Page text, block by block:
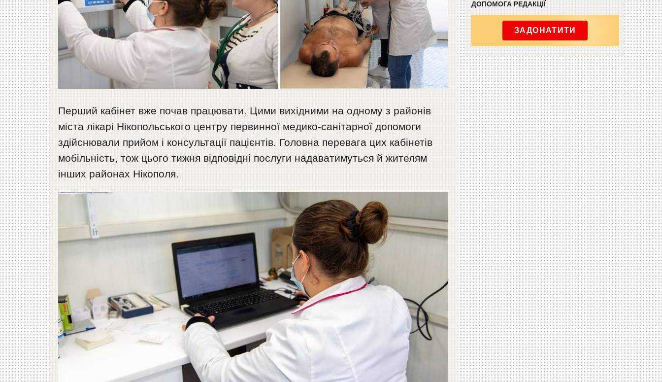
Перший кабінет вже почав працювати. Цими вихідними на одному з районів
міста лікарі Нікопольського центру первинної медико-санітарної допомоги
здійснювали прийом і консультації пацієнтів. Головна перевага цих кабінетів
мобільність, тож цього тижня відповідні послуги надаватимуться й жителям
інших районах Нікополя.
ДОПОМОГА РЕДАКЦІЇ
ЗАДОНАТИТИ